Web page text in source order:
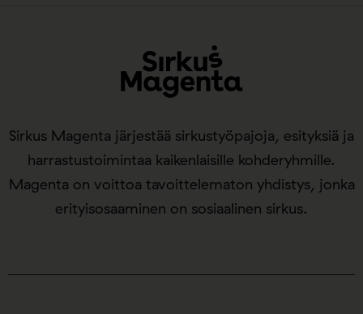
Sirkus Magenta järjestää sirkustyöpajoja, esityksiä ja
harrastustoimintaa kaikenlaisille kohderyhmille.
Magenta on voittoa tavoittelematon yhdistys, jonka
erityisosaaminen on sosiaalinen sirkus.